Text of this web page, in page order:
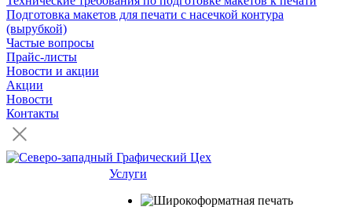
Подготовка макетов для печати с насечкой контура
(вырубкой)
Частые вопросы
Прайс-листы
Новости и акции
Акции
Новости
Контакты
Услуги